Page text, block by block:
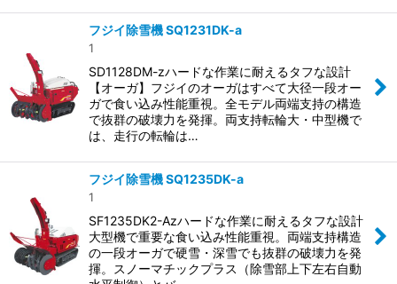
フジイ除雪機 SQ1231DK-a
1
SD1128DM-zハードな作業に耐えるタフな設計
【オーガ】フジイのオーガはすべて大径一段オー
ガで食い込み性能重視。全モデル両端支持の構造
で抜群の破壊力を発揮。両支持転輪大・中型機で
は、走行の転輪は…
フジイ除雪機 SQ1235DK-a
1
SF1235DK2-Azハードな作業に耐えるタフな設計
大型機で重要な食い込み性能重視。両端支持構造
の一段オーガで硬雪・深雪でも抜群の破壊力を発
揮。スノーマチックプラス（除雪部上下左右自動